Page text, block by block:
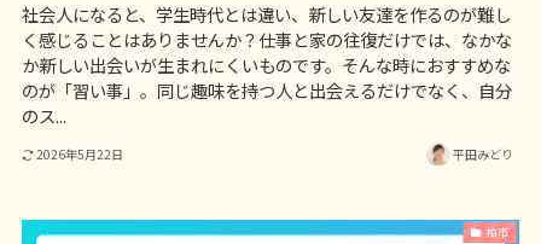
社会人になると、学生時代とは違い、新しい友達を作るのが難し
く感じることはありませんか？仕事と家の往復だけでは、なかな
か新しい出会いが生まれにくいものです。そんな時におすすめな
のが「習い事」。同じ趣味を持つ人と出会えるだけでなく、自分
のス...
2026年5月22日 平田みどり
柏市